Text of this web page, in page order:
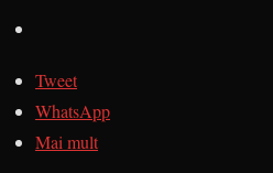
Tweet
WhatsApp
Mai mult